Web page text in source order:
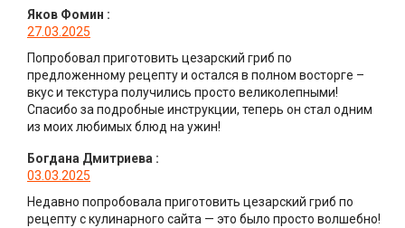
Яков Фомин :
27.03.2025
Попробовал приготовить цезарский гриб по
предложенному рецепту и остался в полном восторге –
вкус и текстура получились просто великолепными!
Спасибо за подробные инструкции, теперь он стал одним
из моих любимых блюд на ужин!
Богдана Дмитриева :
03.03.2025
Недавно попробовала приготовить цезарский гриб по
рецепту с кулинарного сайта — это было просто волшебно!